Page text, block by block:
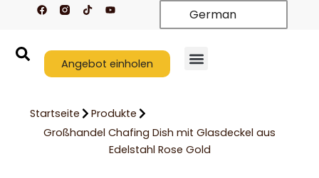
F
a
o
k
T
i
k
Y
o
b
e
German
Angebot einholen
Startseite
Produkte
Großhandel Chafing Dish mit Glasdeckel aus
Edelstahl Rose Gold